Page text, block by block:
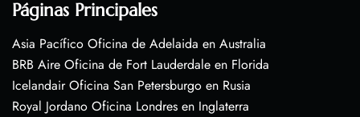
Páginas Principales
Asia Pacífico Oficina de Adelaida en Australia
BRB Aire Oficina de Fort Lauderdale en Florida
Icelandair Oficina San Petersburgo en Rusia
Royal Jordano Oficina Londres en Inglaterra